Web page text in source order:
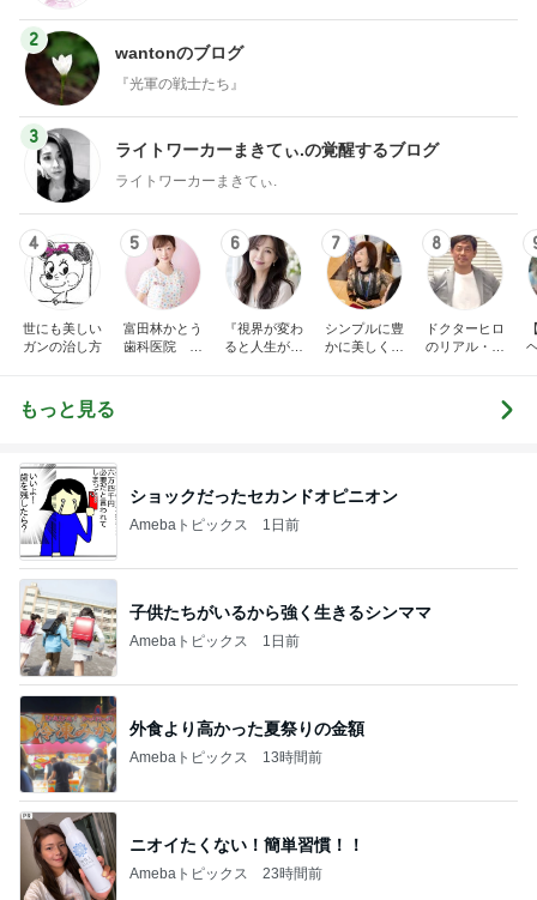
2
wantonのブログ
『光軍の戦士たち』
3
ライトワーカーまきてぃ.の覚醒するブログ
ライトワーカーまきてぃ.
4
世にも美しい
ガンの治し方
5
富田林かとう
歯科医院 み
6
『視界が変わ
ると人生が変
7
シンプルに豊
かに美しく自
8
ドクターヒロ
のリアル・サ
もっと見る
ショックだったセカンドオピニオン
Amebaトピックス 1日前
子供たちがいるから強く生きるシンママ
Amebaトピックス 1日前
外食より高かった夏祭りの金額
Amebaトピックス 13時間前
ニオイたくない！簡単習慣！！
Amebaトピックス 23時間前